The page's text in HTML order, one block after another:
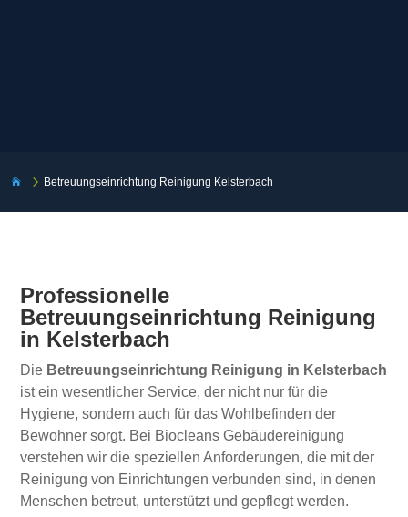
 5 Betreuungseinrichtung Reinigung Kelsterbach
Professionelle
Betreuungseinrichtung Reinigung
in Kelsterbach
Die Betreuungseinrichtung Reinigung in Kelsterbach
ist ein wesentlicher Service, der nicht nur für die
Hygiene, sondern auch für das Wohlbefinden der
Bewohner sorgt. Bei Biocleans Gebäudereinigung
verstehen wir die speziellen Anforderungen, die mit der
Reinigung von Einrichtungen verbunden sind, in denen
Menschen betreut, unterstützt und gepflegt werden.